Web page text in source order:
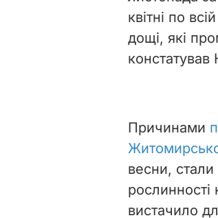
квітні по
дощі, які
Причинами
весни, стали
рослинності
вистачило